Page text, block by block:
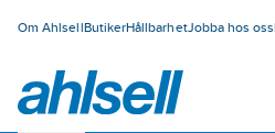
Om AhlsellButikerHållbarhetJobba hos oss